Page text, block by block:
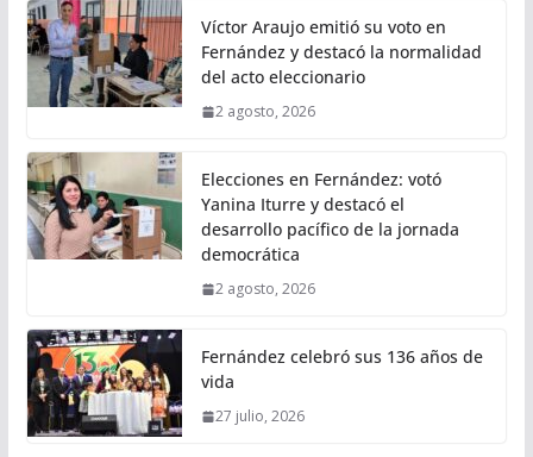
Víctor Araujo emitió su voto en
Fernández y destacó la normalidad
del acto eleccionario
2 agosto, 2026
Elecciones en Fernández: votó
Yanina Iturre y destacó el
desarrollo pacífico de la jornada
democrática
2 agosto, 2026
Fernández celebró sus 136 años de
vida
27 julio, 2026